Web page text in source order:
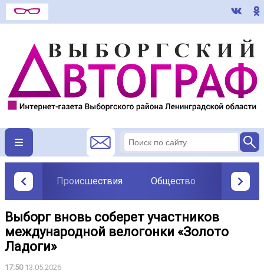
Происшествия Общество
Выборг вновь соберет участников
международной велогонки «Золото
Ладоги»
17:5013.05.2026